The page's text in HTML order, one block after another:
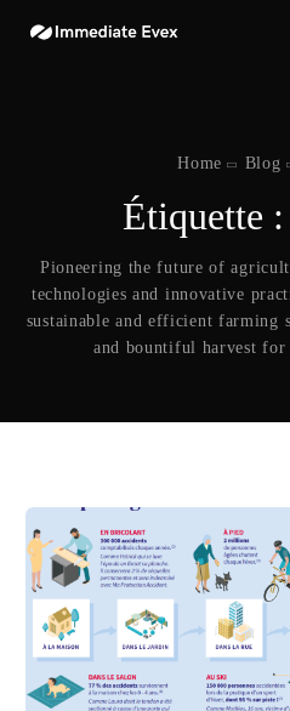
Home Blog
Étiquette :
Pioneering the future of
technologies and innovative
sustainable and efficient farming
and bountiful harvest for